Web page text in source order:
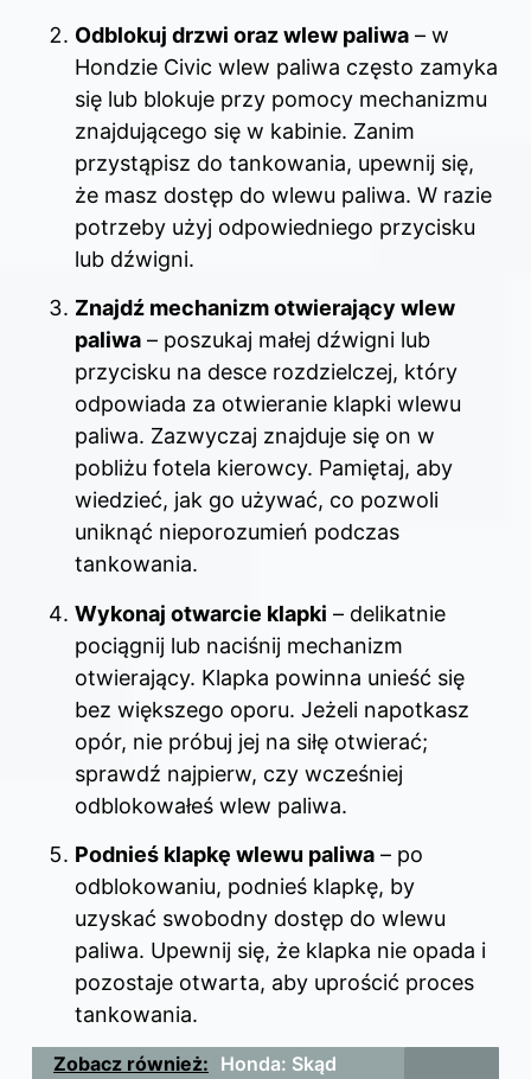
Odblokuj drzwi oraz wlew paliwa – w
Hondzie Civic wlew paliwa często zamyka
się lub blokuje przy pomocy mechanizmu
znajdującego się w kabinie. Zanim
przystąpisz do tankowania, upewnij się,
że masz dostęp do wlewu paliwa. W razie
potrzeby użyj odpowiedniego przycisku
lub dźwigni.
Znajdź mechanizm otwierający wlew
paliwa – poszukaj małej dźwigni lub
przycisku na desce rozdzielczej, który
odpowiada za otwieranie klapki wlewu
paliwa. Zazwyczaj znajduje się on w
pobliżu fotela kierowcy. Pamiętaj, aby
wiedzieć, jak go używać, co pozwoli
uniknąć nieporozumień podczas
tankowania.
Wykonaj otwarcie klapki – delikatnie
pociągnij lub naciśnij mechanizm
otwierający. Klapka powinna unieść się
bez większego oporu. Jeżeli napotkasz
opór, nie próbuj jej na siłę otwierać;
sprawdź najpierw, czy wcześniej
odblokowałeś wlew paliwa.
Podnieś klapkę wlewu paliwa – po
odblokowaniu, podnieś klapkę, by
uzyskać swobodny dostęp do wlewu
paliwa. Upewnij się, że klapka nie opada i
pozostaje otwarta, aby uprościć proces
tankowania.
Zobacz również: Honda: Skąd